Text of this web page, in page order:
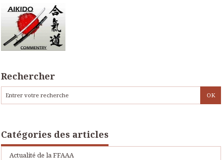
Rechercher
Catégories des articles
Actualité de la FFAAA